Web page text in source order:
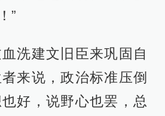
”
洗建文旧臣来巩固自
来说，政治标准压倒
好，说野心也罢，总